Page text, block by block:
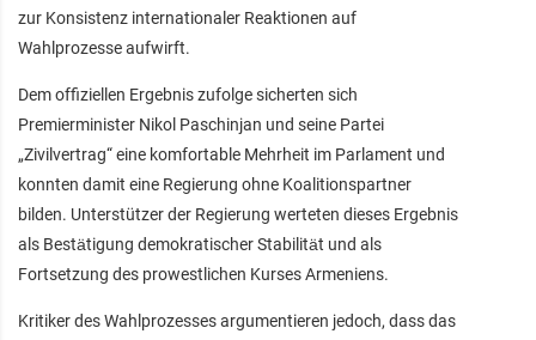
zur Konsistenz internationaler Reaktionen auf
Wahlprozesse aufwirft.
Dem offiziellen Ergebnis zufolge sicherten sich
Premierminister Nikol Paschinjan und seine Partei
„Zivilvertrag“ eine komfortable Mehrheit im Parlament und
konnten damit eine Regierung ohne Koalitionspartner
bilden. Unterstützer der Regierung werteten dieses Ergebnis
als Bestätigung demokratischer Stabilität und als
Fortsetzung des prowestlichen Kurses Armeniens.
Kritiker des Wahlprozesses argumentieren jedoch, dass das